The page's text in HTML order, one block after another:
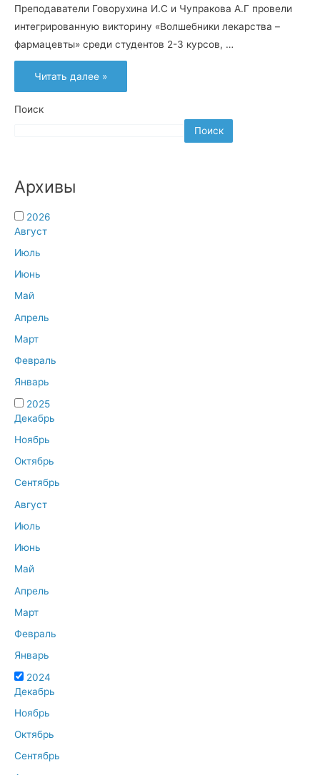
Преподаватели Говорухина И.С и Чупракова А.Г провели
интегрированную викторину «Волшебники лекарства –
фармацевты» среди студентов 2-3 курсов, …
В
колледже
прошла
специальности
Читать далее »
Поиск
Поиск
Архивы
2026
Август
Июль
Июнь
Май
Апрель
Март
Февраль
Январь
2025
Декабрь
Ноябрь
Октябрь
Сентябрь
Август
Июль
Июнь
Май
Апрель
Март
Февраль
Январь
2024
Декабрь
Ноябрь
Октябрь
Сентябрь